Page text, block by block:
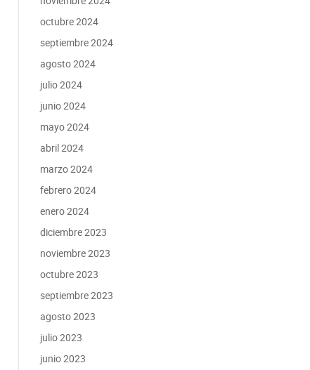
octubre 2024
septiembre 2024
agosto 2024
julio 2024
junio 2024
mayo 2024
abril 2024
marzo 2024
febrero 2024
enero 2024
diciembre 2023
noviembre 2023
octubre 2023
septiembre 2023
agosto 2023
julio 2023
junio 2023